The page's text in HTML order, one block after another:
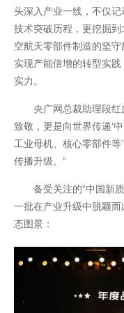
头深入产业一线，不仅
技术突破历程，更挖掘
空航天零部件制造的坚
实现产能倍增的转型实
实力。
央广网总裁助理段红
致敬，更是向世界传递‘
工业母机、核心零部件等
传播升级。”
备受关注的“中国新质
一批在产业升级中脱颖
态图景：